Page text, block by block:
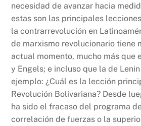
necesidad de avanzar hacia
estas son las principales
la contrarrevolución en
de marxismo revolucionario tiene
actual momento, mucho más que
y Engels; e incluso que la de
ejemplo: ¿Cuál es la lección
Revolución Bolivariana? Desde
ha sido el fracaso del programa
correlación de fuerzas o la